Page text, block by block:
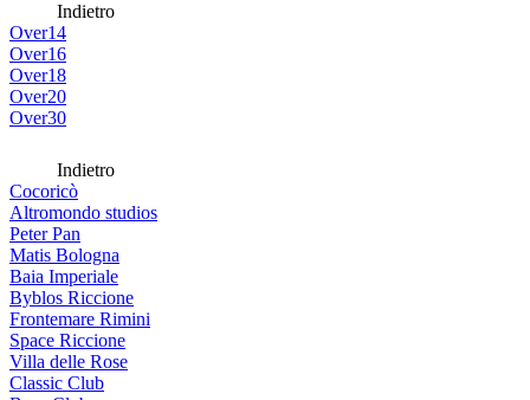
Indietro
Over14
Over16
Over18
Over20
Over30
Indietro
Cocoricò
Altromondo studios
Peter Pan
Matis Bologna
Baia Imperiale
Byblos Riccione
Frontemare Rimini
Space Riccione
Villa delle Rose
Classic Club